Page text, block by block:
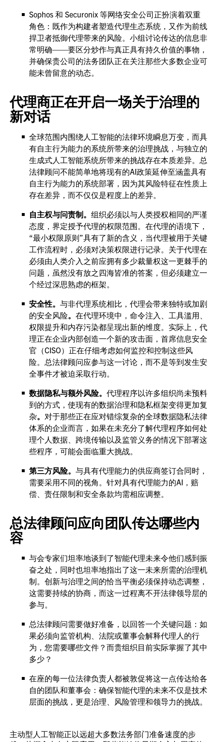
Sophos 和 Securonix 等网络安全公司正扮演着双重
角色：既作为构建者塑造代理生态系统，又作为前线
捍卫者抵御代理带来的风险。小组讨论传达的信息非
常明确——要区分炒作与真正具有持久价值的事物，
并确保贵公司的法务团队正在关注那些大多数企业可
能未曾留意的动态。
代理商正在开启一场关于治理的
新对话
全球范围内围绕人工智能的法律环境瞬息万变，而具
有自主行为能力的系统所带来的治理挑战，与独立的
生成式人工智能系统所带来的挑战存在本质差异。总
法律顾问不能简单地将现有的AI政策延伸至涵盖具有
自主行为能力的系统部署，因为其风险特征在性质上
存在差异，而不仅仅是程度上的差异。
自主权与问责制。 组织必须以与人类授权相同的严谨
态度，界定授予代理的权限范围。在代理的语境下，
“最小权限原则”具有了新的含义，当代理被用于关键
工作流程时，必须对决策权限进行记录。关于代理在
必须由人类介入之前应拥有多少裁量权这一更棘手的
问题，虽然没有放之四海皆准的答案，但必须建立一
个经过深思熟虑的框架。
安全性。 与非代理系统相比，代理会带来独特或加剧
的安全风险。 在代理环境中，命令注入、工具滥用、
权限提升和内存污染都呈现出新的维度。实际上，代
理正在企业内部创造一个新的攻击面，首席信息安全
官（CISO）正在仔细考虑如何监控和控制这些风
险。总法律顾问应参与这一讨论，而不是等到发生安
全事件才被迫采取行动。
数据隐私与额外风险。 代理程序以许多组织尚未预料
到的方式，使现有的数据治理和隐私框架变得更加复
杂。 对于那些正在应对错综复杂的全球数据隐私法律
体系的企业而言，如果在未充分了解代理程序如何处
理个人数据、跨境传输以及监管义务的情况下部署这
些程序，可能会面临重大挑战。
第三方风险。 与具有代理能力的供应商签订合同时，
需要采用不同的视角。针对具有代理能力的AI，赔
偿、责任限制和安全条款均需相应调整。
总法律顾问应向团队传达哪些内
容
与会专家们坦率地谈到了智能代理未来令他们感到振
奋之处，同时也坦率地指出了这一未来所需的治理机
制。创新与治理之间的恰当平衡必须保持动态调整，
这需要持续的协商，而这一过程离不开法律领导层的
参与。
总法律顾问需要做好准备，以回答一个关键问题：如
果必须向监管机构、法院或董事会解释代理人的行
为，您需要哪些文件？而贵组织目前实际掌握了其中
多少？
在座的每一位法律负责人都被敦促将这一点传达给各
自的团队和董事会：确保智能代理的未来不仅是技术
层面的挑战，更是治理、风险管理和领导力的挑战。
主动型人工智能正以远超大多数法务部门准备速度的步